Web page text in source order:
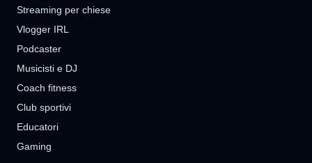
Streaming per chiese
Vlogger IRL
Podcaster
Musicisti e DJ
Coach fitness
Club sportivi
Educatori
Gaming